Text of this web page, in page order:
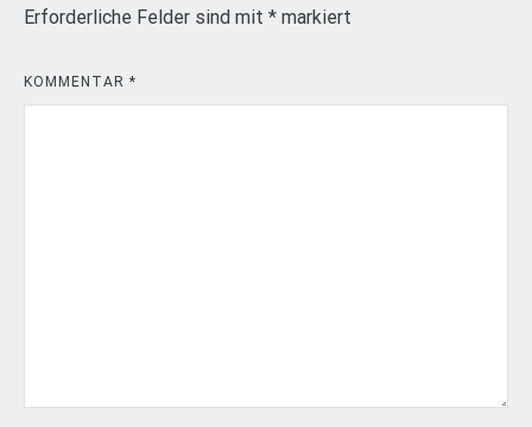
Erforderliche Felder sind mit * markiert
KOMMENTAR *